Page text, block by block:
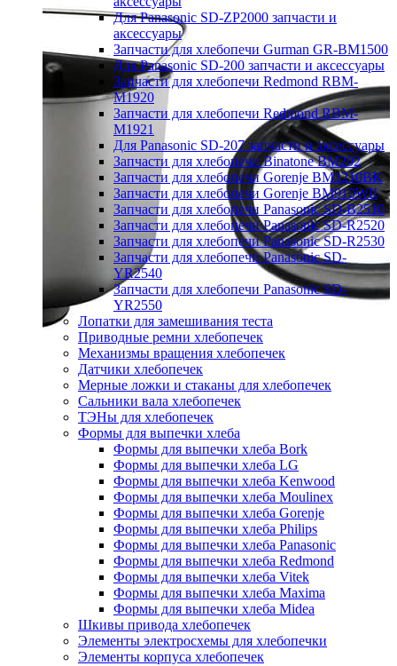
Для Panasonic SD-ZP2000 запчасти и
аксессуары
Запчасти для хлебопечи Gurman GR-BM1500
Для Panasonic SD-200 запчасти и аксессуары
Запчасти для хлебопечи Redmond RBM-
M1920
Запчасти для хлебопечи Redmond RBM-
M1921
Для Panasonic SD-207 запчасти и аксессуары
Запчасти для хлебопечи Binatone BM202
Запчасти для хлебопечи Gorenje BM1210BK
Запчасти для хлебопечи Gorenje BM910WII
Запчасти для хлебопечи Panasonic SD-B2510
Запчасти для хлебопечи Panasonic SD-R2520
Запчасти для хлебопечи Panasonic SD-R2530
Запчасти для хлебопечи Panasonic SD-
YR2540
Запчасти для хлебопечи Panasonic SD-
YR2550
Лопатки для замешивания теста
Приводные ремни хлебопечек
Механизмы вращения хлебопечек
Датчики хлебопечек
Мерные ложки и стаканы для хлебопечек
Сальники вала хлебопечек
ТЭНы для хлебопечек
Формы для выпечки хлеба
Формы для выпечки хлеба Bork
Формы для выпечки хлеба LG
Формы для выпечки хлеба Kenwood
Формы для выпечки хлеба Moulinex
Формы для выпечки хлеба Gorenje
Формы для выпечки хлеба Philips
Формы для выпечки хлеба Panasonic
Формы для выпечки хлеба Redmond
Формы для выпечки хлеба Vitek
Формы для выпечки хлеба Maxima
Формы для выпечки хлеба Midea
Шкивы привода хлебопечек
Элементы электросхемы для хлебопечки
Элементы корпуса хлебопечек